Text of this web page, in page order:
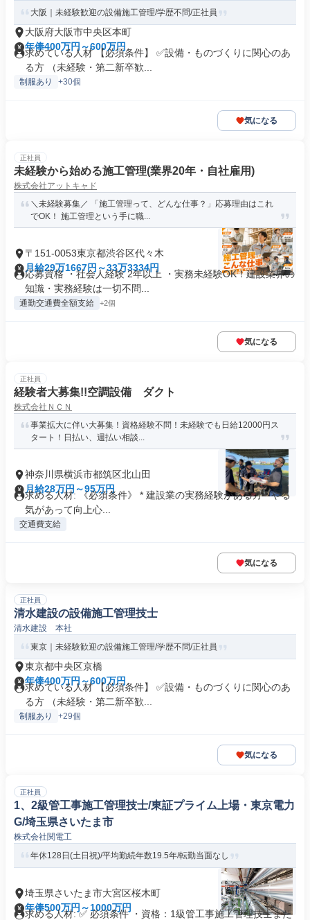
大阪｜未経験歓迎の設備施工管理/学歴不問/正社員
大阪府大阪市中央区本町
年俸400万円～600万円
求めている人材 【必須条件】 ✅設備・ものづくりに関心のあ
る方 （未経験・第二新卒歓...
制服あり +30個
気になる
正社員
未経験から始める施工管理(業界20年・自社雇用)
株式会社アットキャド
＼未経験募集／ 「施工管理って、どんな仕事？」応募理由はこれ
でOK！ 施工管理という手に職...
〒151-0053東京都渋谷区代々木
月給29万1667円～33万3334円
応募資格 ・社会人経験 2年以上 ・実務未経験OK！建設業界の
知識・実務経験は一切不問...
通勤交通費全額支給 +2個
気になる
正社員
経験者大募集!!空調設備 ダクト
株式会社ＮＣＮ
事業拡大に伴い大募集！資格経験不問！未経験でも日給12000円ス
タート！日払い、週払い相談...
神奈川県横浜市都筑区北山田
月給28万円～95万円
求める人材: 《必須条件》 * 建設業の実務経験がある方 * やる
気があって向上心...
交通費支給
気になる
正社員
清水建設の設備施工管理技士
清水建設 本社
東京｜未経験歓迎の設備施工管理/学歴不問/正社員
東京都中央区京橋
年俸400万円～600万円
求めている人材 【必須条件】 ✅設備・ものづくりに関心のあ
る方 （未経験・第二新卒歓...
制服あり +29個
気になる
正社員
1、2級管工事施工管理技士/東証プライム上場・東京電力
G/埼玉県さいたま市
株式会社関電工
年休128日(土日祝)/平均勤続年数19.5年/転勤当面なし
埼玉県さいたま市大宮区桜木町
年俸500万円～1000万円
求める人材: ✅ 必須条件 ・資格：1級管工事施工管理技士また